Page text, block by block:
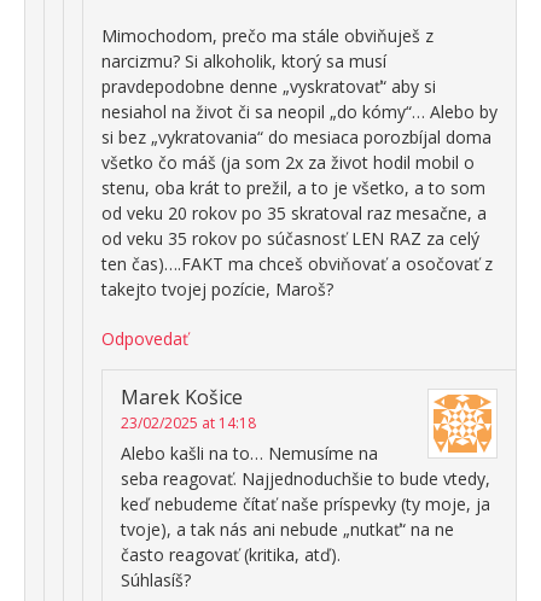
Mimochodom, prečo ma stále obviňuješ z
narcizmu? Si alkoholik, ktorý sa musí
pravdepodobne denne „vyskratovať“ aby si
nesiahol na život či sa neopil „do kómy“… Alebo by
si bez „vykratovania“ do mesiaca porozbíjal doma
všetko čo máš (ja som 2x za život hodil mobil o
stenu, oba krát to prežil, a to je všetko, a to som
od veku 20 rokov po 35 skratoval raz mesačne, a
od veku 35 rokov po súčasnosť LEN RAZ za celý
ten čas)….FAKT ma chceš obviňovať a osočovať z
takejto tvojej pozície, Maroš?
Odpovedať
Marek Košice
23/02/2025 at 14:18
Alebo kašli na to… Nemusíme na
seba reagovať. Najjednoduchšie to bude vtedy,
keď nebudeme čítať naše príspevky (ty moje, ja
tvoje), a tak nás ani nebude „nutkať“ na ne
často reagovať (kritika, atď).
Súhlasíš?